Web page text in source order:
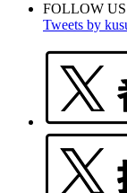
FOLLOW US
Tweets by